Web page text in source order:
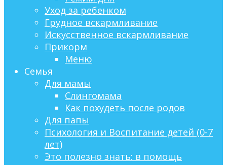
Уход за ребенком
Грудное вскармливание
Искусственное вскармливание
Прикорм
Меню
Семья
Для мамы
Слингомама
Как похудеть после родов
Для папы
Психология и Воспитание детей (0-7
лет)
Это полезно знать: в помощь